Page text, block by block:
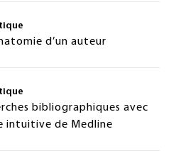
d’un auteur
bibliographiques avec
intuitive de Medline